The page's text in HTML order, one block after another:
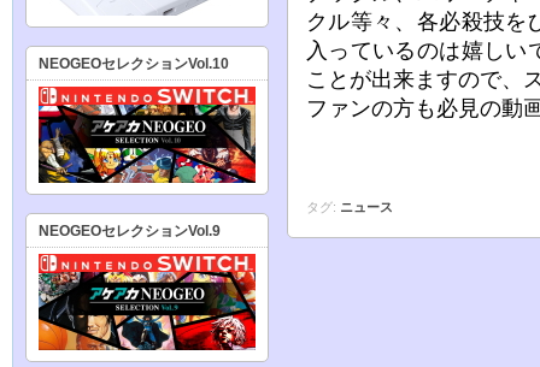
クル等々、各必殺技を
入っているのは嬉しい
ことが出来ますので、
ファンの方も必見の動
タグ: ニュース
NEOGEOセレクションVol.10
NEOGEOセレクションVol.9